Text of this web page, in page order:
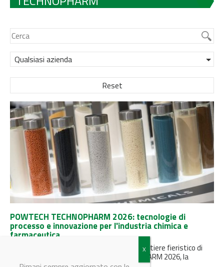
Qualsiasi azienda
Reset
POWTECH TECHNOPHARM 2026: tecnologie di
processo e innovazione per l'industria chimica e
farmaceutica
Dal 29 settembre al 1° ottobre 2026, il quartiere fieristico di
Norimberga ospiterà POWTECH TECHNOPHARM 2026, la